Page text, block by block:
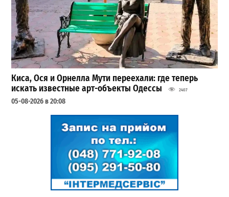
Киса, Ося и Орнелла Мути переехали: где теперь
искать известные арт-объекты Одессы
2407
05-08-2026 в 20:08